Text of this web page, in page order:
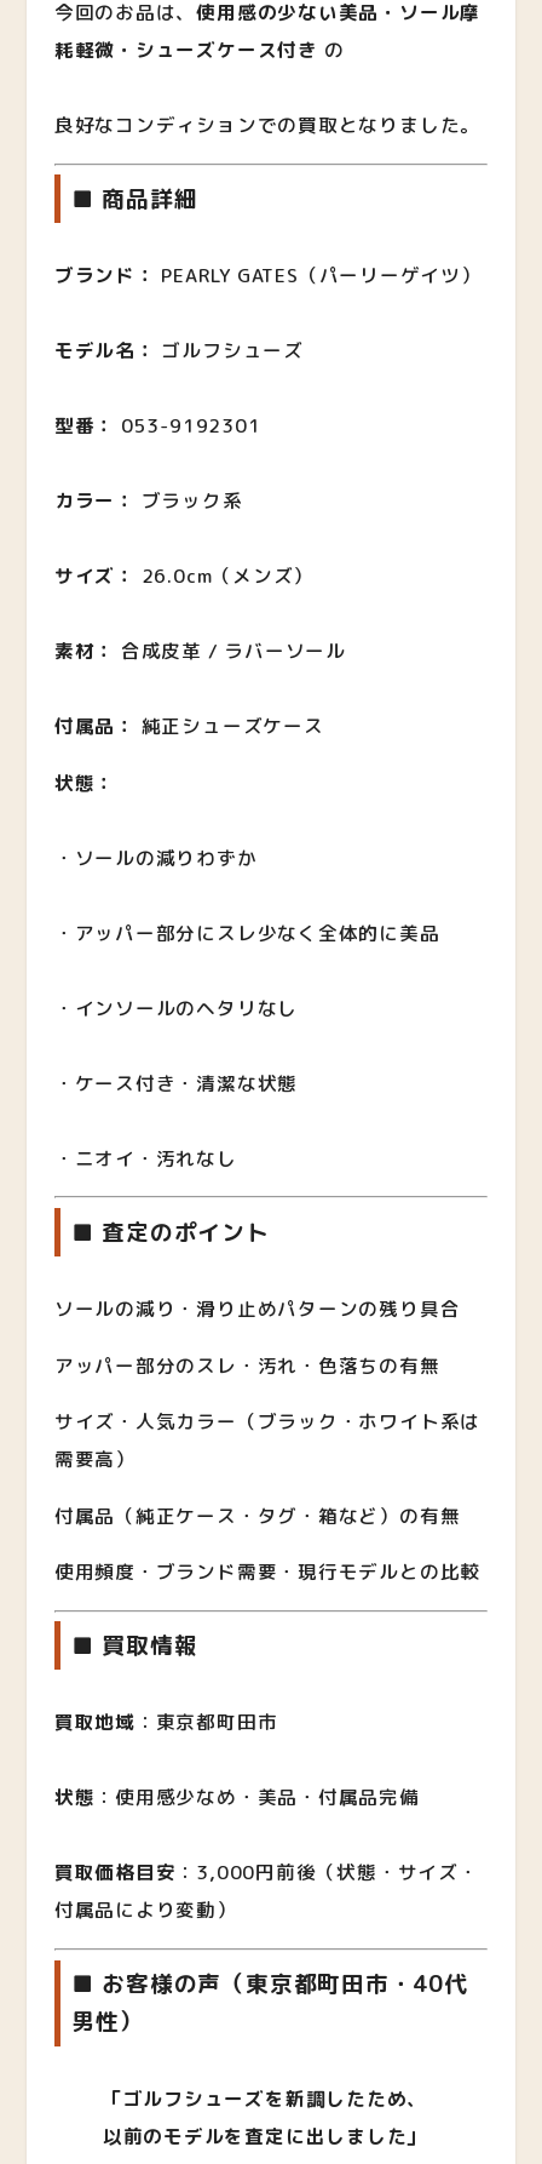
今回のお品は、使用感の少ない美品・ソール摩
耗軽微・シューズケース付き の
良好なコンディションでの買取となりました。
■ 商品詳細
ブランド： PEARLY GATES（パーリーゲイツ）
モデル名： ゴルフシューズ
型番： 053-9192301
カラー： ブラック系
サイズ： 26.0cm（メンズ）
素材： 合成皮革 / ラバーソール
付属品： 純正シューズケース
状態：
・ソールの減りわずか
・アッパー部分にスレ少なく全体的に美品
・インソールのヘタリなし
・ケース付き・清潔な状態
・ニオイ・汚れなし
■ 査定のポイント
ソールの減り・滑り止めパターンの残り具合
アッパー部分のスレ・汚れ・色落ちの有無
サイズ・人気カラー（ブラック・ホワイト系は
需要高）
付属品（純正ケース・タグ・箱など）の有無
使用頻度・ブランド需要・現行モデルとの比較
■ 買取情報
買取地域 ：東京都町田市
状態 ：使用感少なめ・美品・付属品完備
買取価格目安 ：3,000円前後（状態・サイズ・
付属品により変動）
■ お客様の声（東京都町田市・40代
男性）
「ゴルフシューズを新調したため、
以前のモデルを査定に出しました」